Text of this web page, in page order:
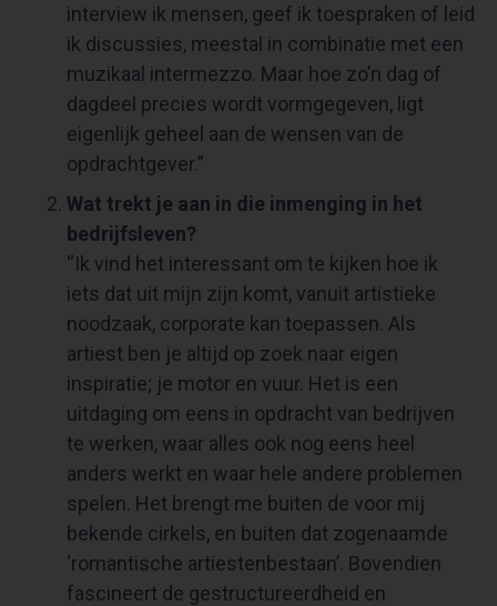
interview ik mensen, geef ik toespraken of leid
ik discussies, meestal in combinatie met een
muzikaal intermezzo. Maar hoe zo’n dag of
dagdeel precies wordt vormgegeven, ligt
eigenlijk geheel aan de wensen van de
opdrachtgever.”
Wat trekt je aan in die inmenging in het
bedrijfsleven?
“Ik vind het interessant om te kijken hoe ik
iets dat uit mijn zijn komt, vanuit artistieke
noodzaak, corporate kan toepassen. Als
artiest ben je altijd op zoek naar eigen
inspiratie; je motor en vuur. Het is een
uitdaging om eens in opdracht van bedrijven
te werken, waar alles ook nog eens heel
anders werkt en waar hele andere problemen
spelen. Het brengt me buiten de voor mij
bekende cirkels, en buiten dat zogenaamde
‘romantische artiestenbestaan’. Bovendien
fascineert de gestructureerdheid en